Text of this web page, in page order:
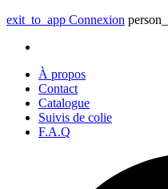
exit_to_app Connexion
À propos
Contact
Catalogue
Suivis de colie
F.A.Q